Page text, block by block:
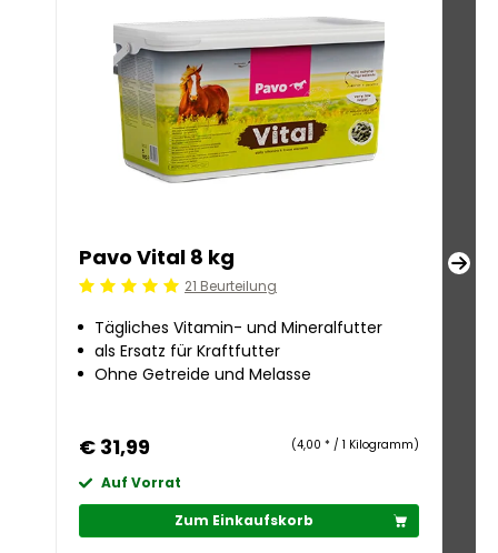
Pavo Vital 8 kg
Beoordeling: 5/521 Beurteilung
Tägliches Vitamin- und Mineralfutter
als Ersatz für Kraftfutter
Ohne Getreide und Melasse
€ 31,99 (4,00 * / 1 Kilogramm)
Auf Vorrat
Zum Einkaufskorb